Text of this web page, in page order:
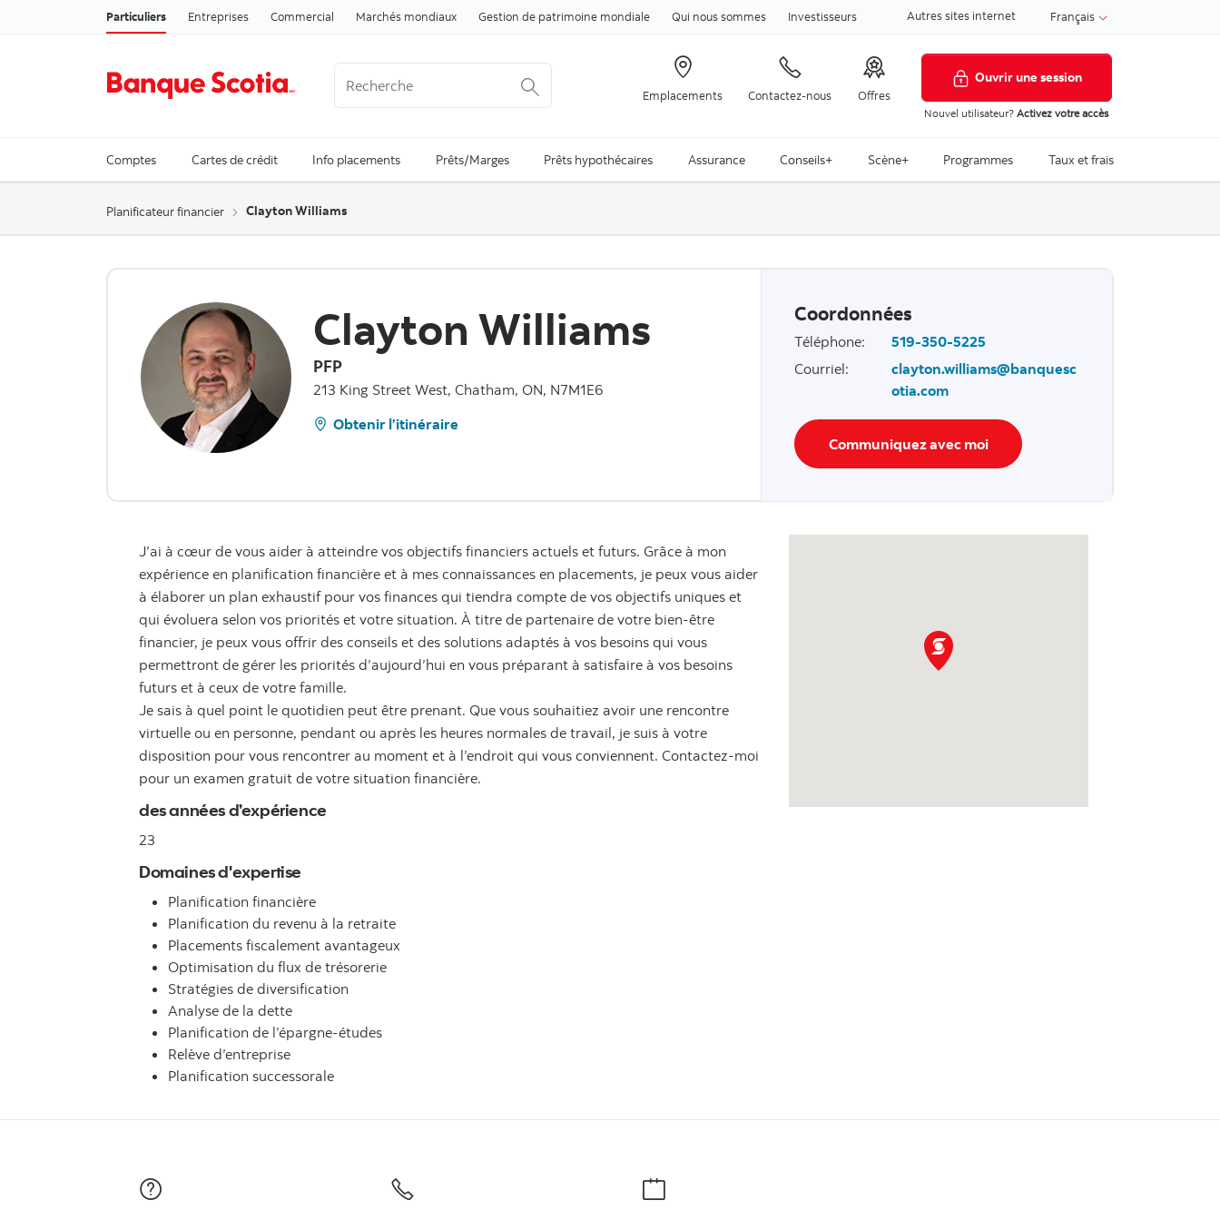
Passer au contenu
Particuliers Entreprises Commercial Marchés mondiaux Gestion de patrimoine mondiale Qui nous sommes Investisseurs Autres sites internet Français
Emplacements Contactez-nous Offres
Ouvrir une session
Nouvel utilisateur?Activez votre accès
Comptes Cartes de crédit Info placements Prêts/Marges Prêts hypothécaires Assurance Conseils+ Scène+ Programmes Taux et frais
Planificateur financier Clayton Williams
Clayton Williams
PFP
213 King Street West, Chatham, ON, N7M1E6
Obtenir l’itinéraire
Coordonnées
Téléphone:
519-350-5225
Courriel:
clayton.williams@banquesc
otia.com
Communiquez avec moi
J’ai à cœur de vous aider à atteindre vos objectifs financiers actuels et futurs. Grâce à mon
expérience en planification financière et à mes connaissances en placements, je peux vous aider
à élaborer un plan exhaustif pour vos finances qui tiendra compte de vos objectifs uniques et
qui évoluera selon vos priorités et votre situation. À titre de partenaire de votre bien-être
financier, je peux vous offrir des conseils et des solutions adaptés à vos besoins qui vous
permettront de gérer les priorités d’aujourd’hui en vous préparant à satisfaire à vos besoins
futurs et à ceux de votre famille.
Je sais à quel point le quotidien peut être prenant. Que vous souhaitiez avoir une rencontre
virtuelle ou en personne, pendant ou après les heures normales de travail, je suis à votre
disposition pour vous rencontrer au moment et à l’endroit qui vous conviennent. Contactez-moi
pour un examen gratuit de votre situation financière.
des années d’expérience
23
Domaines d'expertise
Planification financière
Planification du revenu à la retraite
Placements fiscalement avantageux
Optimisation du flux de trésorerie
Stratégies de diversification
Analyse de la dette
Planification de l’épargne-études
Relève d’entreprise
Planification successorale